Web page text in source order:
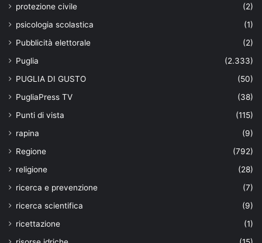
protezione civile
(2)
psicologia scolastica
(1)
Pubblicità elettorale
(2)
Puglia
(2.333)
PUGLIA DI GUSTO
(50)
PugliaPress TV
(38)
Punti di vista
(115)
rapina
(9)
Regione
(792)
religione
(28)
ricerca e prevenzione
(7)
ricerca scientifica
(9)
ricettazione
(1)